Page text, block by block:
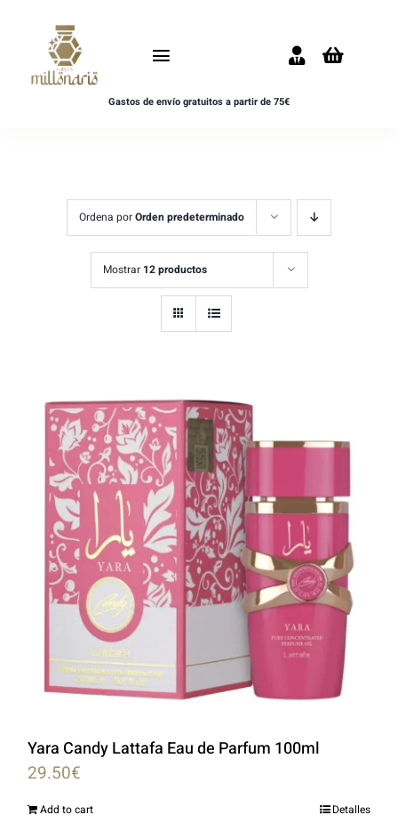
contenido
Toggle
Navigation
LATTAFA
MARCAS
Gastos de envío gratuitos a partir de 75€
Ordena porOrden predeterminado
Mostrar 12 productos
Yara Candy Lattafa Eau de Parfum 100ml
29.50€
Add to cart Detalles